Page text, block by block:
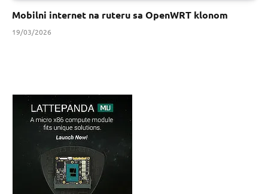
Mobilni internet na ruteru sa OpenWRT klonom
19/03/2026